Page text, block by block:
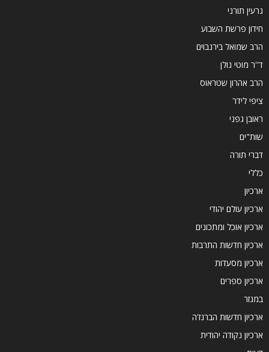
גרעין תורני
חידון פרשת השבוע
הרב שמואל בירנבוים
ד''ר מוטי גולן
הרב אהרון שטראוס
ציפי לידר
ראובן גפני
שות"ים
דברי תורה
כללי
ארכיון
ארכיון עולם יהודי
ארכיון אוכל ומתכונים
ארכיון חדשות התרבות
ארכיון מסעדות
ארכיון ספרים
במגזר
ארכיון חדשות הברנז'ה
ארכיון נקודה יהודית